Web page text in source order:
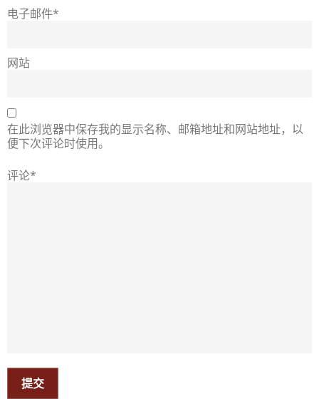
电子邮件*
网站
在此浏览器中保存我的显示名称、邮箱地址和网站地址，以
便下次评论时使用。
评论*
提交